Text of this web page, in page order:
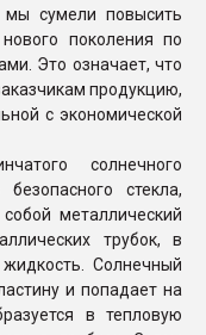
сумели повысить
поколения по
Это означает, что
продукцию,
с экономической
солнечного
стекла,
металлический
трубок, в
Солнечный
и попадает на
в тепловую